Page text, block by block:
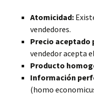
Atomicidad:
vendedores.
Precio aceptado
vendedor acepta
Producto
Información
(homo